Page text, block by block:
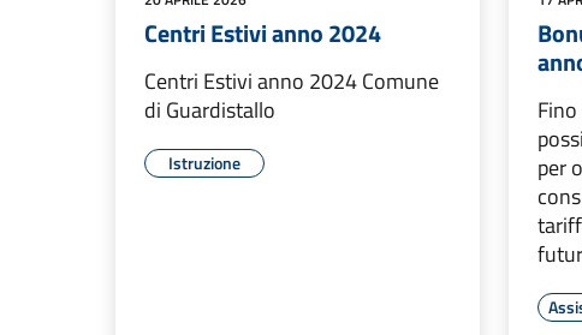
Centri Estivi anno 2024
Centri Estivi anno 2024 Comune
di Guardistallo
Istruzione
per